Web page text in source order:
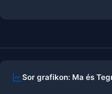
Sor grafikon: Ma és